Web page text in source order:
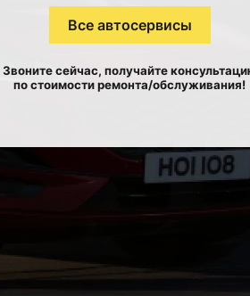
Все автосервисы
Звоните сейчас, получайте
по стоимости ремонта/обслуживания!